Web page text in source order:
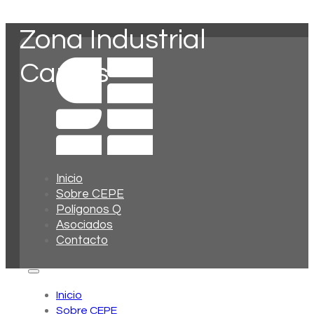
Inicio
Sobre CEPE
Polígonos Q
Asociados
Contacto
Inicio
Sobre CEPE
Zona Industrial
Canals